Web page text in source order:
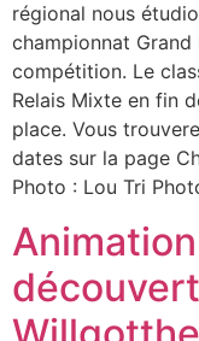
régional nous
championnat
compétition. Le
Relais Mixte en fin
place. Vous
dates sur la page
Photo : Lou Tri